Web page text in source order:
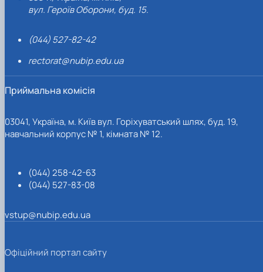
вул. Героїв Оборони, буд. 15.
(044) 527-82-42
rectorat@nubip.edu.ua
Приймальна комісія
03041, Україна, м. Київ вул. Горіхуватський шлях, буд. 19,
навчальний корпус № 1, кімната № 12.
(044) 258-42-63
(044) 527-83-08
vstup@nubip.edu.ua
Офіційний портал сайту